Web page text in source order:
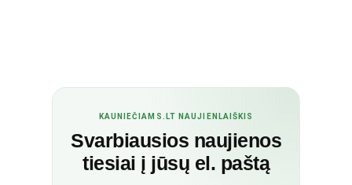
KAUNIEČIAMS.LT NAUJIENLAIŠKIS
Svarbiausios naujienos
tiesiai į jūsų el. paštą